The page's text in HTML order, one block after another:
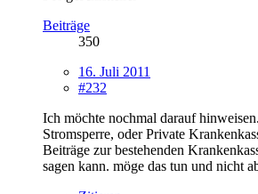
Beiträge
350
16. Juli 2011
#232
Ich möchte nochmal darauf
Stromsperre, oder Private
Beiträge zur bestehenden
sagen kann. möge das tun und nicht